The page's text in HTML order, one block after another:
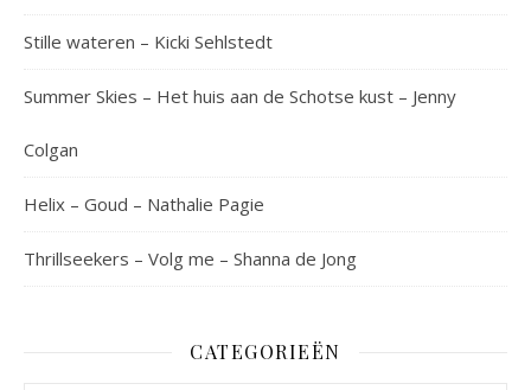
Stille wateren – Kicki Sehlstedt
Summer Skies – Het huis aan de Schotse kust – Jenny
Colgan
Helix – Goud – Nathalie Pagie
Thrillseekers – Volg me – Shanna de Jong
CATEGORIEËN